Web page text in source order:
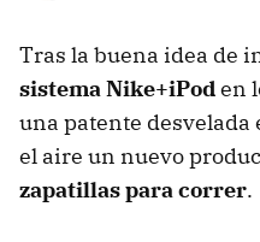
Tras la buena idea de
sistema Nike+iPoden
una patente desvelada
el aire un nuevo
zapatillas para correr.